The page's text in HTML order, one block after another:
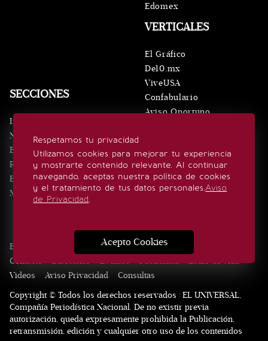
Respetamos tu privacidad
Utilizamos cookies para mejorar tu experiencia
y mostrarte contenido relevante. Al continuar
navegando, aceptas nuestra política de cookies
y el tratamiento de tus datos personales.Aviso
de Privacidad.
Acepto Cookies
SECCIONES
Inicio
Noticias
Eventos
Realeza
Estilo de vida
Minuto x Minuto
VERTICALES
El Gráfico
De10.mx
ViveUSA
Confabulario
Aviso Oportuno
Edomex
SÍGUENOS
Edición Impresa Noticias Quiénes somos
Contacto
Directorio Eventos Publicidad
Estilo de vida
Videos
Aviso Privacidad
Consultas
Copyright © Todos los derechos reservados | EL UNIVERSAL,
Compañía Periodística Nacional. De no existir previa
autorización, queda expresamente prohibida la Publicación,
retransmisión, edición y cualquier otro uso de los contenidos